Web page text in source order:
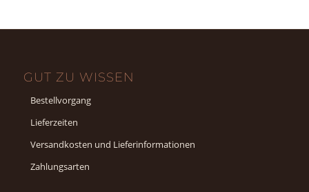
GUT ZU WISSEN
Bestellvorgang
Lieferzeiten
Versandkosten und Lieferinformationen
Zahlungsarten